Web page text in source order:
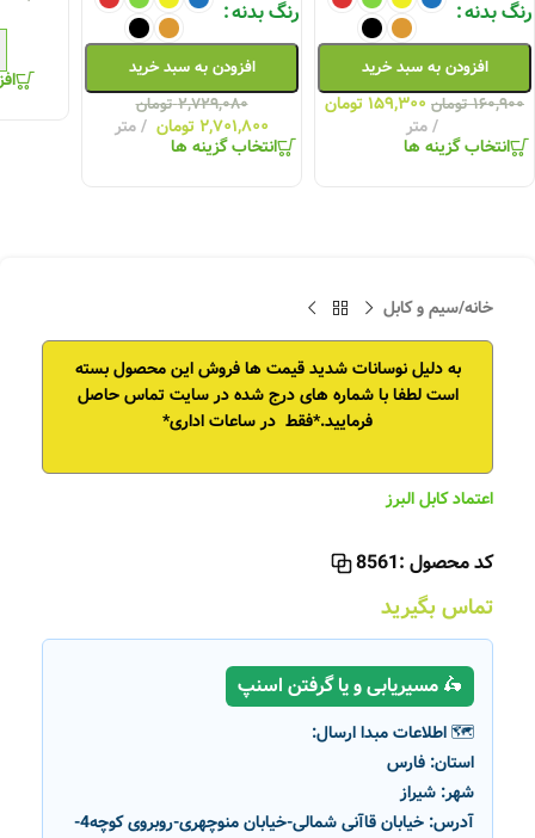
رنگ بدنه
افزودن به سبد خرید
۱۶۰,۹۰۰ تومان ۱۵۹,۳۰۰ تومان
متر
انتخاب گزینه ها
رنگ بدنه
افزودن به سبد خرید
۲,۷۲۹,۰۸۰ تومان
۲,۷۰۱,۸۰۰ تومان متر
انتخاب گزینه ها
خانه/سیم و کابل
به دلیل نوسانات شدید قیمت ها فروش این محصول بسته
است لطفا با شماره های درج شده در سایت تماس حاصل
فرمایید.*فقط در ساعات اداری*
اعتماد کابل البرز
کد محصول :8561
تماس بگیرید
🛵 مسیریابی و یا گرفتن اسنپ
🗺️ اطلاعات مبدا ارسال:
استان: فارس
شهر: شیراز
آدرس:
خیابان قاآنی شمالی-خیابان منوچهری-روبروی کوچه4-